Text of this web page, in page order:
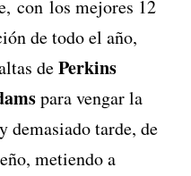
con los mejores 12
de todo el año,
dePerkins
para vengar la
demasiado tarde, de
metiendo a